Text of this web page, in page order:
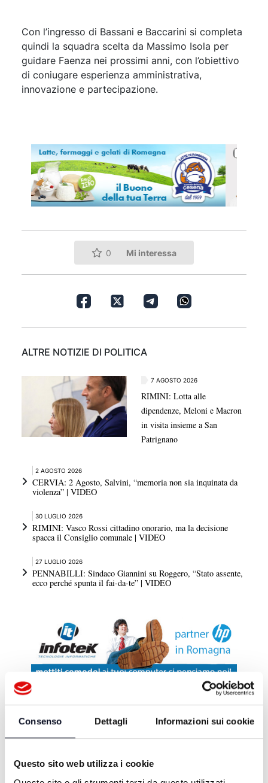
Consenso Dettagli Informazioni sui cookie
Questo sito web utilizza i cookie
Con l’ingresso di Bassani e Baccarini si completa
quindi la squadra scelta da Massimo Isola per
guidare Faenza nei prossimi anni, con l’obiettivo
di coniugare esperienza amministrativa,
innovazione e partecipazione.
0 Mi interessa
ALTRE NOTIZIE DI POLITICA
7 AGOSTO 2026
RIMINI: Lotta alle
dipendenze, Meloni e Macron
in visita insieme a San
Patrignano
2 AGOSTO 2026
CERVIA: 2 Agosto, Salvini, “memoria non sia inquinata da
violenza” | VIDEO
30 LUGLIO 2026
RIMINI: Vasco Rossi cittadino onorario, ma la decisione
spacca il Consiglio comunale | VIDEO
27 LUGLIO 2026
PENNABILLI: Sindaco Giannini su Roggero, “Stato assente,
ecco perché spunta il fai-da-te” | VIDEO